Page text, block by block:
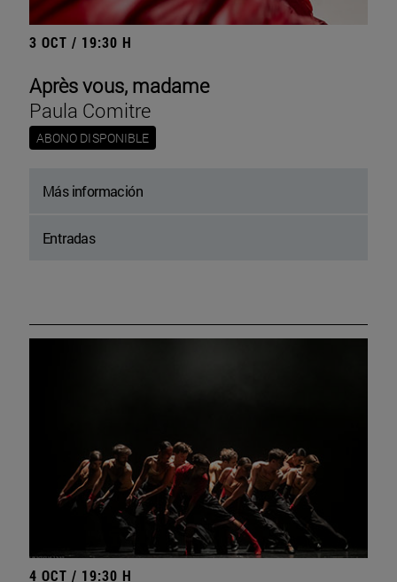
3 OCT / 19:30 H
Après vous, madame
Paula Comitre
ABONO DISPONIBLE
Más información
Entradas
4 OCT / 19:30 H